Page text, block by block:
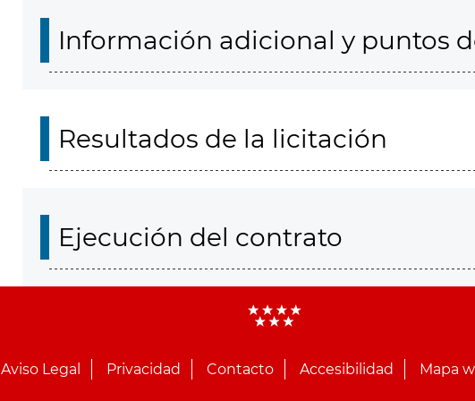
Información adicional y puntos
Resultados de la licitación
Ejecución del contrato
Aviso Legal Privacidad Contacto Accesibilidad Mapa